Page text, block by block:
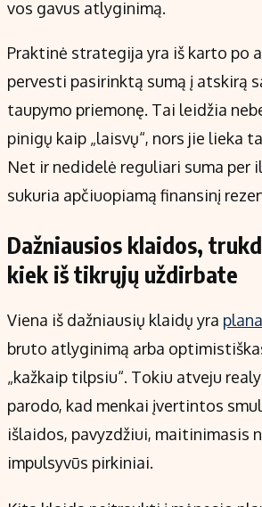
vos gavus atlyginimą.
Praktinė strategija yra iš karto po
pervesti pasirinktą sumą į atskirą
taupymo priemonę. Tai leidžia
pinigų kaip „laisvų“, nors jie lieka
Net ir nedidelė reguliari suma per
sukuria apčiuopiamą finansinį
Dažniausios klaidos,
kiek iš tikrųjų uždirbate
Viena iš dažniausių klaidų yra
bruto atlyginimą arba
„kažkaip tilpsiu“. Tokiu atveju
parodo, kad menkai įvertintos
išlaidos, pavyzdžiui, maitinimasis
impulsyvūs pirkiniai.